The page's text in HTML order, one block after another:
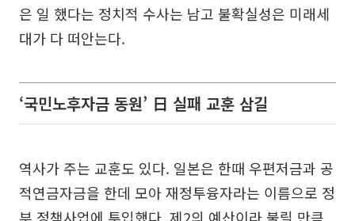
은 일 했다는 정치적 수사는 남고 불확실성은 미래세
대가 다 떠안는다.
‘국민노후자금 동원’ 日 실패 교훈 삼길
역사가 주는 교훈도 있다. 일본은 한때 우편저금과 공
적연금자금을 한데 모아 재정투융자라는 이름으로 정